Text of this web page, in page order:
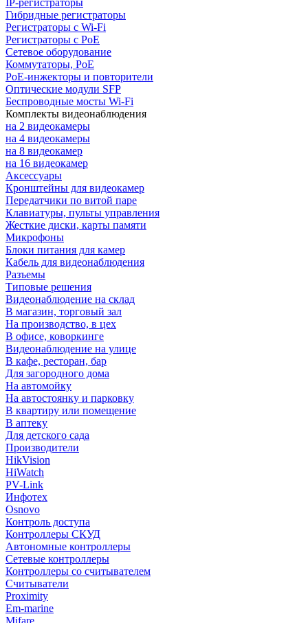
IP-регистраторы
Гибридные регистраторы
Регистраторы с Wi-Fi
Регистраторы с PoE
Сетевое оборудование
Коммутаторы, PoE
PoE-инжекторы и повторители
Оптические модули SFP
Беспроводные мосты Wi-Fi
Комплекты видеонаблюдения
на 2 видеокамеры
на 4 видеокамеры
на 8 видеокамер
на 16 видеокамер
Аксессуары
Кронштейны для видеокамер
Передатчики по витой паре
Клавиатуры, пульты управления
Жесткие диски, карты памяти
Микрофоны
Блоки питания для камер
Кабель для видеонаблюдения
Разъемы
Типовые решения
Видеонаблюдение на склад
В магазин, торговый зал
На производство, в цех
В офисе, коворкинге
Видеонаблюдение на улице
В кафе, ресторан, бар
Для загородного дома
На автомойку
На автостоянку и парковку
В квартиру или помещение
В аптеку
Для детского сада
Производители
HikVision
HiWatch
PV-Link
Инфотех
Osnovo
Контроль доступа
Контроллеры СКУД
Автономные контроллеры
Сетевые контроллеры
Контроллеры со считывателем
Считыватели
Proximity
Em-marine
Mifare